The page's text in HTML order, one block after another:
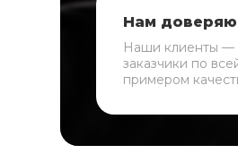
Нам
Наши клиенты —
заказчики по
примером